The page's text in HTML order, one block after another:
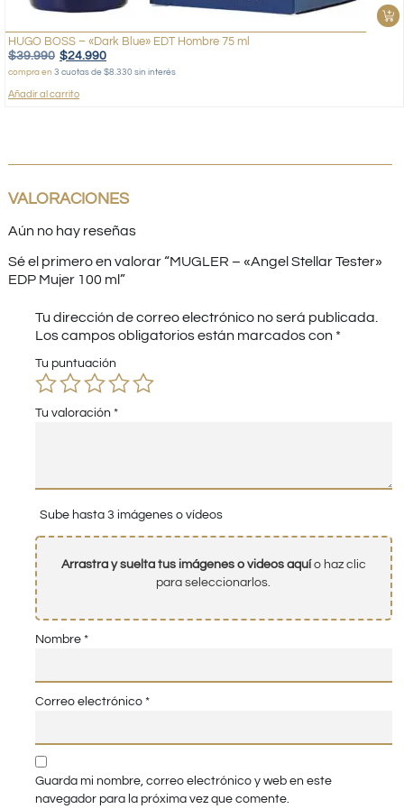
HUGO BOSS – «Dark Blue» EDT Hombre 75 ml
$39.990 $24.990
compra en 3 cuotas de $8.330 sin interés
Añadir al carrito
VALORACIONES
Aún no hay reseñas
Sé el primero en valorar “MUGLER – «Angel Stellar Tester»
EDP Mujer 100 ml”
Tu dirección de correo electrónico no será publicada.
Los campos obligatorios están marcados con *
Tu puntuación
Tu valoración *
Sube hasta 3 imágenes o vídeos
Arrastra y suelta tus imágenes o videos aquío haz clic
para seleccionarlos.
Nombre *
Correo electrónico *
Guarda mi nombre, correo electrónico y web en este
navegador para la próxima vez que comente.